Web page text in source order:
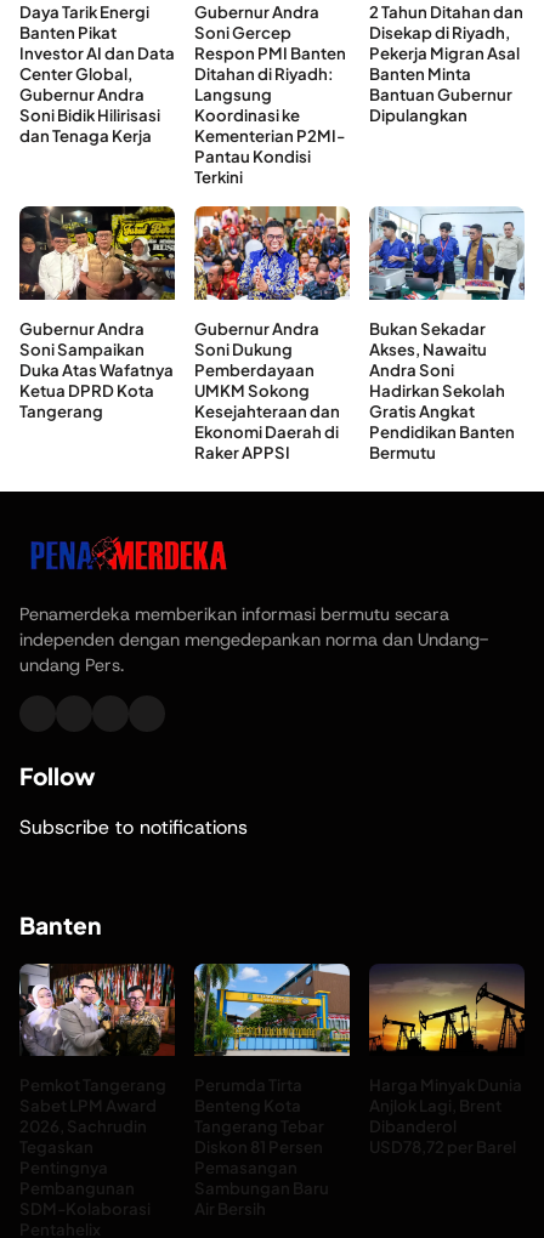
Daya Tarik Energi
Banten Pikat
Investor AI dan Data
Center Global,
Gubernur Andra
Soni Bidik Hilirisasi
dan Tenaga Kerja
Gubernur Andra
Soni Gercep
Respon PMI Banten
Ditahan di Riyadh:
Langsung
Koordinasi ke
Kementerian P2MI-
Pantau Kondisi
Terkini
2 Tahun Ditahan dan
Disekap di Riyadh,
Pekerja Migran Asal
Banten Minta
Bantuan Gubernur
Dipulangkan
Gubernur Andra
Soni Sampaikan
Duka Atas Wafatnya
Ketua DPRD Kota
Tangerang
Gubernur Andra
Soni Dukung
Pemberdayaan
UMKM Sokong
Kesejahteraan dan
Ekonomi Daerah di
Raker APPSI
Bukan Sekadar
Akses, Nawaitu
Andra Soni
Hadirkan Sekolah
Gratis Angkat
Pendidikan Banten
Bermutu
Penamerdeka memberikan informasi bermutu secara
independen dengan mengedepankan norma dan Undang-
undang Pers.
Follow
Subscribe to notifications
Banten
Pemkot Tangerang
Sabet LPM Award
2026, Sachrudin
Tegaskan
Pentingnya
Pembangunan
SDM-Kolaborasi
Pentahelix
Perumda Tirta
Benteng Kota
Tangerang Tebar
Diskon 81 Persen
Pemasangan
Sambungan Baru
Air Bersih
Harga Minyak Dunia
Anjlok Lagi, Brent
Dibanderol
USD78,72 per Barel